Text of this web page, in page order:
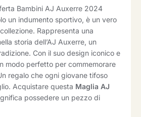
Bambini AJ Auxerre 2024
un indumento sportivo, è un vero
Rappresenta una
storia dell’AJ Auxerre, un
Con il suo design iconico e
modo perfetto per commemorare
regalo che ogni giovane tifoso
Acquistare questa Maglia AJ
possedere un pezzo di